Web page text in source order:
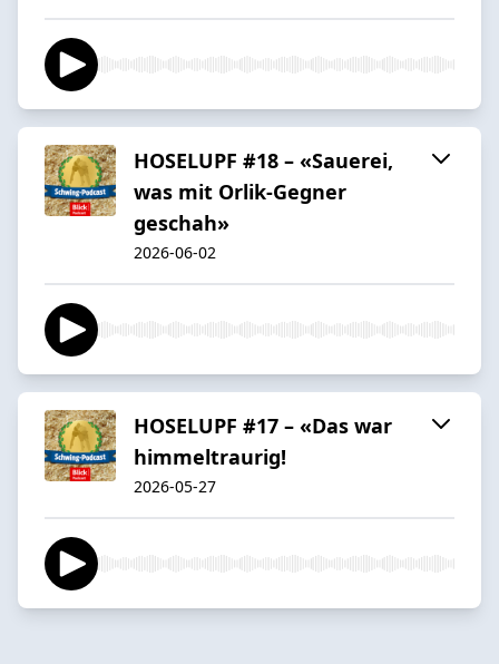
HOSELUPF #18 – «Sauerei,
was mit Orlik-Gegner
geschah»
2026-06-02
HOSELUPF #17 – «Das war
himmeltraurig!
2026-05-27